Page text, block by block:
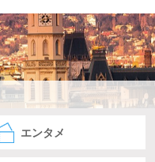
エンタメ